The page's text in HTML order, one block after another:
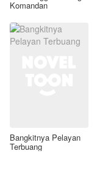
Komandan
Bangkitnya Pelayan
Terbuang